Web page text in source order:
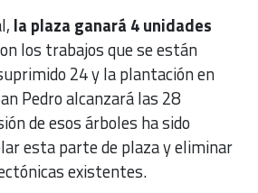
la plaza ganará 4 unidades
los trabajos que se están
24 y la plantación en
Pedro alcanzará las 28
de esos árboles ha sido
esta parte de plaza y eliminar
existentes.